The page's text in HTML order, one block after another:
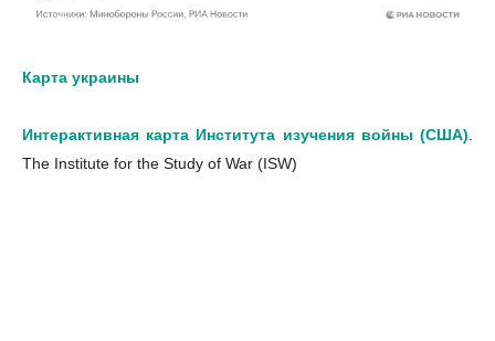
Карта украины
Интерактивная карта Института изучения войны (США)
The Institute for the Study of War (ISW)